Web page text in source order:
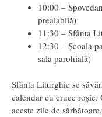
10:00 –
prealabilă)
11:30 – Sfânta
12:30 – Școala
sala parohială)
Sfânta Liturghie se
calendar cu cruce roșie.
aceste zile de